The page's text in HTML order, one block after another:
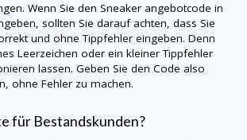
Wenn Sie den Sneaker angebotcode in
sollten Sie darauf achten, dass Sie
und ohne Tippfehler eingeben. Denn
Leerzeichen oder ein kleiner Tippfehler
lassen. Geben Sie den Code also
ohne Fehler zu machen.
für Bestandskunden?